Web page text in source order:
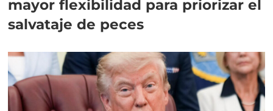
mayor flexibilidad para priorizar el
salvataje de peces